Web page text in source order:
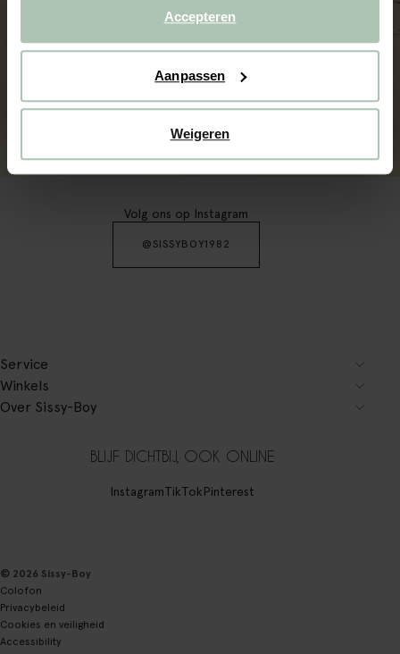
Accepteren
Aanpassen
Weigeren
Volg ons op Instagram
@SISSYBOY1982
Service
Winkels
Over Sissy-Boy
BLIJF DICHTBIJ, OOK ONLINE
InstagramTikTokPinterest
© 2026 Sissy-Boy
Colofon
Privacybeleid
Cookies en veiligheid
Accessibility